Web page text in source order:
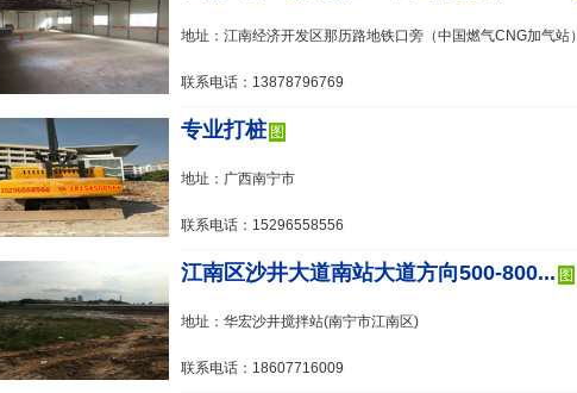
地址：江南经济开发区那历路地铁口旁（中国燃气CNG加气站）
联系电话：13878796769
专业打桩 图
地址：广西南宁市
联系电话：15296558556
江南区沙井大道南站大道方向500-800... 图
地址：华宏沙井搅拌站(南宁市江南区)
联系电话：18607716009